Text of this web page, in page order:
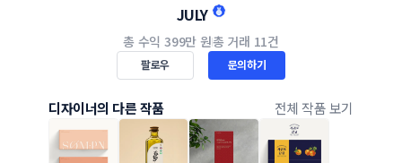
JULY
총 수익 399만 원총 거래 11건
팔로우 문의하기
디자이너의 다른 작품 전체 작품 보기